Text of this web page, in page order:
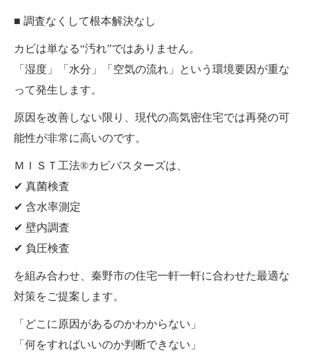
■ 調査なくして根本解決なし
カビは単なる“汚れ”ではありません。
「湿度」「水分」「空気の流れ」という環境要因が重な
って発生します。
原因を改善しない限り、現代の高気密住宅では再発の可
能性が非常に高いのです。
ＭＩＳＴ工法®カビバスターズは、
✔ 真菌検査
✔ 含水率測定
✔ 壁内調査
✔ 負圧検査
を組み合わせ、秦野市の住宅一軒一軒に合わせた最適な
対策をご提案します。
「どこに原因があるのかわからない」
「何をすればいいのか判断できない」